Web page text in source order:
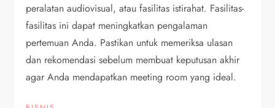
peralatan audiovisual, atau fasilitas istirahat. Fasilitas-
fasilitas ini dapat meningkatkan pengalaman
pertemuan Anda. Pastikan untuk memeriksa ulasan
dan rekomendasi sebelum membuat keputusan akhir
agar Anda mendapatkan meeting room yang ideal.